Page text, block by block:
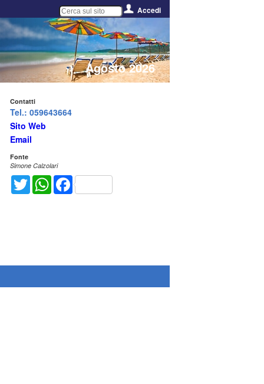
Accedi
Agosto 2026
Contatti
Tel.: 059643664
Sito Web
Email
Fonte
Simone Calzolari
Twitter WhatsAppFacebook